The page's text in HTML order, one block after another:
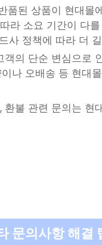
품된 상품이 현대몰
라 소요 기간이 다
사 정책에 따라 더
객의 단순 변심으로
나 오배송 등 현대
환불 관련 문의는
문의사항 해결